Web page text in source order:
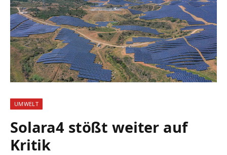
UMWELT
Solara4 stößt weiter auf
Kritik